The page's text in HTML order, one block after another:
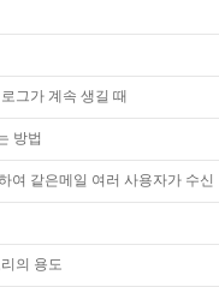
그가 계속 생길 때
방법
여 같은메일 여러 사용자가 수신
의 용도